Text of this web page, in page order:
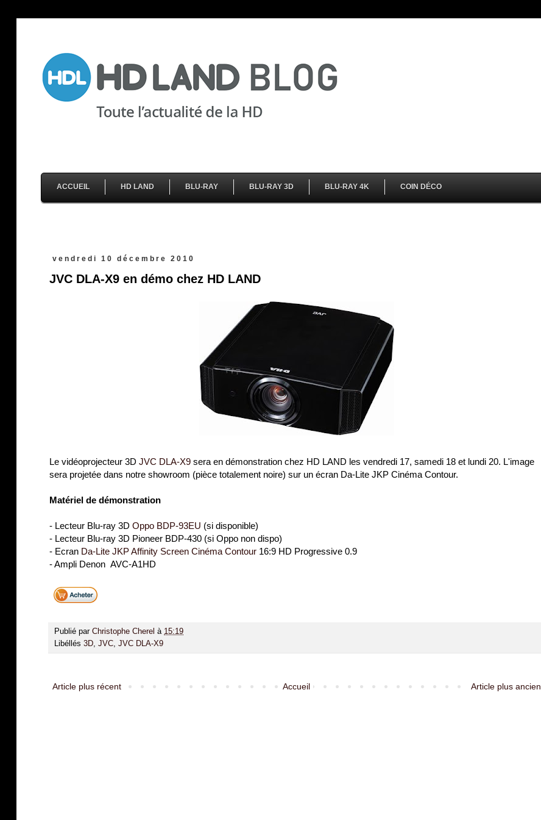
ACCUEIL HD LAND BLU-RAY BLU-RAY 3D BLU-RAY 4K COIN DÉCO
vendredi 10 décembre 2010
JVC DLA-X9 en démo chez HD LAND
Le vidéoprojecteur 3D JVC DLA-X9 sera en démonstration chez HD LAND les vendredi 17, samedi 18 et lundi 20. L'image
sera projetée dans notre showroom (pièce totalement noire) sur un écran Da-Lite JKP Cinéma Contour.
Matériel de démonstration
- Lecteur Blu-ray 3D Oppo BDP-93EU (si disponible)
- Lecteur Blu-ray 3D Pioneer BDP-430 (si Oppo non dispo)
- Ecran Da-Lite JKP Affinity Screen Cinéma Contour 16:9 HD Progressive 0.9
- Ampli Denon AVC-A1HD
Publié par Christophe Cherel à 15:19
Libéllés 3D, JVC, JVC DLA-X9
Article plus récent Article plus ancien
Accueil